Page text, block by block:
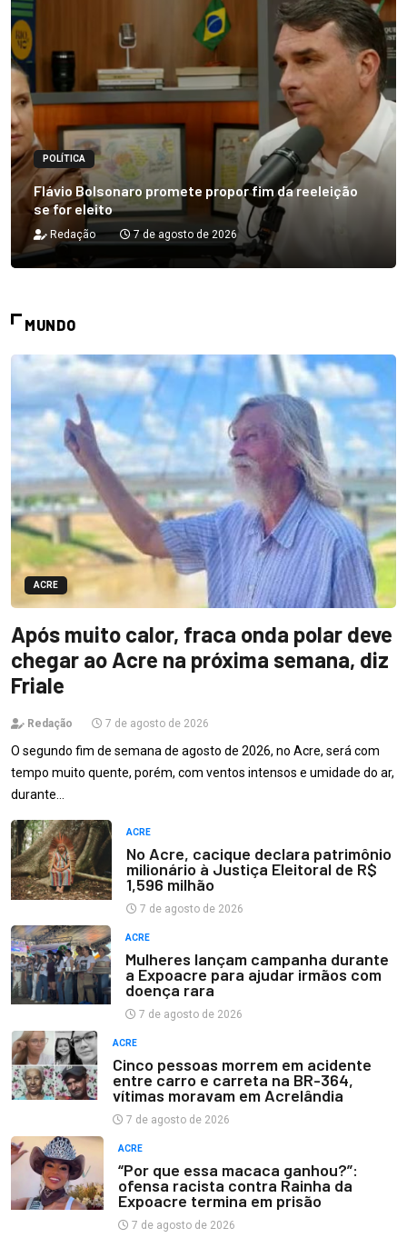
POLÍTICA
Flávio Bolsonaro promete propor fim da reeleição
se for eleito
Redação 7 de agosto de 2026
MUNDO
ACRE
Após muito calor, fraca onda polar deve
chegar ao Acre na próxima semana, diz
Friale
Redação 7 de agosto de 2026
O segundo fim de semana de agosto de 2026, no Acre, será com
tempo muito quente, porém, com ventos intensos e umidade do ar,
durante…
ACRE
No Acre, cacique declara patrimônio
milionário à Justiça Eleitoral de R$
1,596 milhão
7 de agosto de 2026
ACRE
Mulheres lançam campanha durante
a Expoacre para ajudar irmãos com
doença rara
7 de agosto de 2026
ACRE
Cinco pessoas morrem em acidente
entre carro e carreta na BR-364,
vítimas moravam em Acrelândia
7 de agosto de 2026
ACRE
“Por que essa macaca ganhou?”:
ofensa racista contra Rainha da
Expoacre termina em prisão
7 de agosto de 2026